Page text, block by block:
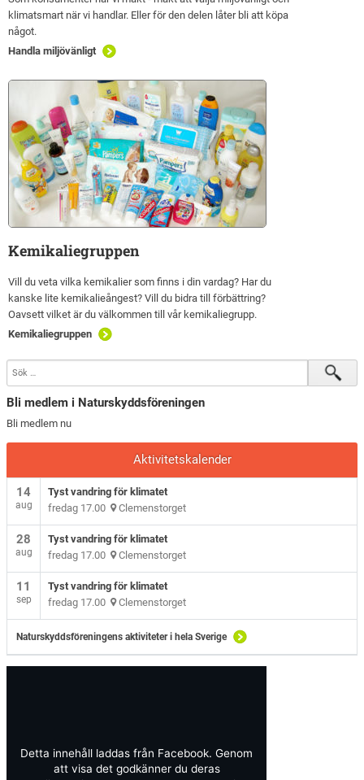
klimatsmart när vi handlar. Eller för den delen låter bli att köpa
något.
Handla miljövänligt
Kemikaliegruppen
Vill du veta vilka kemikalier som finns i din vardag? Har du
kanske lite kemikalieångest? Vill du bidra till förbättring?
Oavsett vilket är du välkommen till vår kemikaliegrupp.
Kemikaliegruppen
Bli medlem i Naturskyddsföreningen
Bli medlem nu
Aktivitetskalender
14
aug
Tyst vandring för klimatet
fredag 17.00 Clemenstorget
28
aug
Tyst vandring för klimatet
fredag 17.00 Clemenstorget
11
sep
Tyst vandring för klimatet
fredag 17.00 Clemenstorget
Naturskyddsföreningens aktiviteter i hela Sverige
Detta innehåll laddas från Facebook. Genom
att visa det godkänner du deras